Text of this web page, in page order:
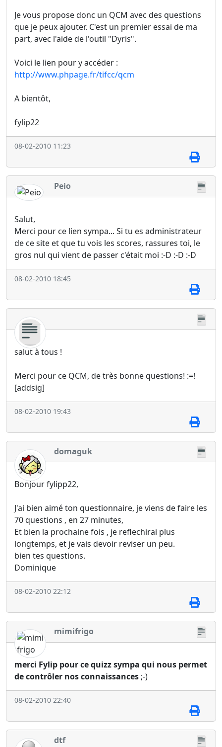
Je vous propose donc un QCM avec des questions
que je peux ajouter. C'est un premier essai de ma
part, avec l'aide de l'outil "Dyris".
Voici le lien pour y accéder :
http://www.phpage.fr/tifcc/qcm
A bientôt,
fylip22
08-02-2010 11:23
Peio
Salut,
Merci pour ce lien sympa... Si tu es administrateur
de ce site et que tu vois les scores, rassures toi, le
gros nul qui vient de passer c'était moi :-D :-D :-D
08-02-2010 18:45
salut à tous !
Merci pour ce QCM, de très bonne questions! :=!
[addsig]
08-02-2010 19:43
domaguk
Bonjour fylipp22,
J'ai bien aimé ton questionnaire, je viens de faire les
70 questions , en 27 minutes,
Et bien la prochaine fois , je reflechirai plus
longtemps, et je vais devoir reviser un peu.
bien tes questions.
Dominique
08-02-2010 22:12
mimifrigo
merci Fylip pour ce quizz sympa qui nous permet
de contrôler nos connaissances ;-)
08-02-2010 22:40
dtf